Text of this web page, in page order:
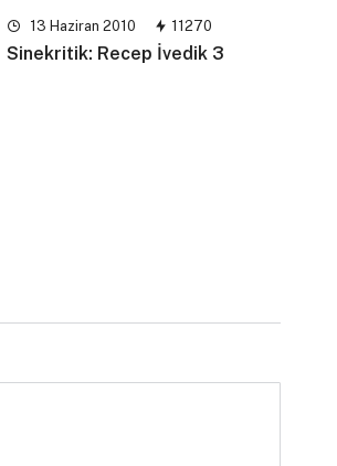
13 Haziran 2010 11270
Sinekritik: Recep İvedik 3